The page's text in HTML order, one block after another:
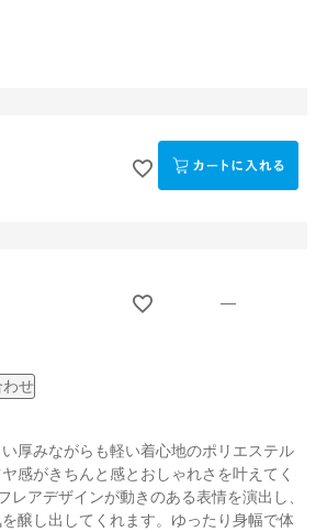
—
わせ
厚みながらも軽い着心地のポリエステル
感がきちんと感とおしゃれさを叶えてく
レアデザインが動きのある表情を演出し、
醸し出してくれます。ゆったり身幅で体